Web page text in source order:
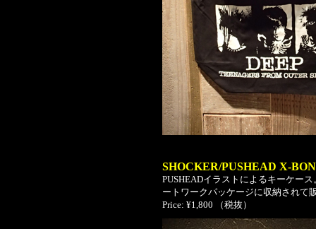
SHOCKER/PUSHEAD X-
PUSHEADイラストによるキーケー
ートワークパッケージに収納されて
Price: ¥1,800 （税抜）